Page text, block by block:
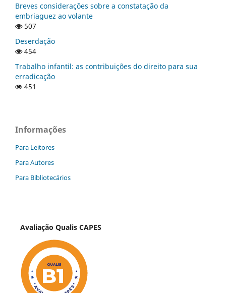
Breves considerações sobre a constatação da
embriaguez ao volante
507
Deserdação
454
Trabalho infantil: as contribuições do direito para sua
erradicação
451
Informações
Para Leitores
Para Autores
Para Bibliotecários
Avaliação Qualis CAPES